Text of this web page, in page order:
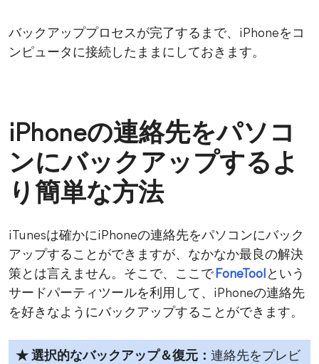
バックアッププロセスが完了するまで、iPhoneをコ
ンピュータに接続したままにしておきます。
iPhoneの連絡先をパソコ
ンにバックアップするよ
り簡単な方法
iTunesは確かにiPhoneの連絡先をパソコンにバック
アップすることができますが、なかなか最良の解決
策とは言えません。そこで、ここでFoneTool という
サードパーティツールを利用して、iPhoneの連絡先
を好きなようにバックアップすることができます。
★ 選択的なバックアップ＆復元： 連絡先をプレビ